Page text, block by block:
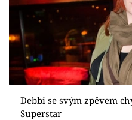
Virály
Sex a vztahy
Videa
Sledujte prima+
Debbi se svým zpěvem
Superstar